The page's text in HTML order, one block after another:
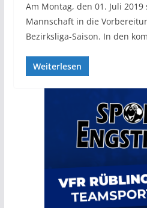
Am Montag, den 01. Juli
Mannschaft in die
Bezirksliga-Saison. In den
Weiterlesen